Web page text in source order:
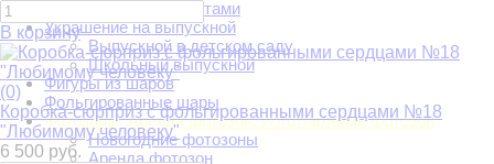
Украшение цветами
Украшение на выпускной
Выпускной в детском саду
Школьный выпускной
Фигуры из шаров
Фольгированные шары
Фотозоны. Аренда фотозон. Изготовление фотозон
Новогодние фотозоны
Аренда фотозон
В корзину
(0)
Коробка-сюрприз с фольгированными сердцами №18
"Любимому человеку"
6 500 руб.